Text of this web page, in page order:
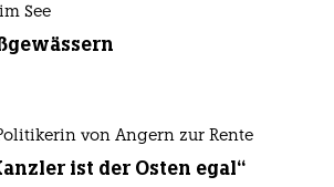
See
von Angern zur Rente
ist der Osten egal“